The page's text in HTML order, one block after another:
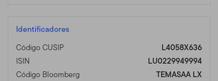
Identificadores
Código CUSIP
L4058X636
ISIN
LU0229949994
Código Bloomberg
TEMASAA LX